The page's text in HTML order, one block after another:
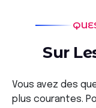
Sur Le
Vous avez des
plus courantes.